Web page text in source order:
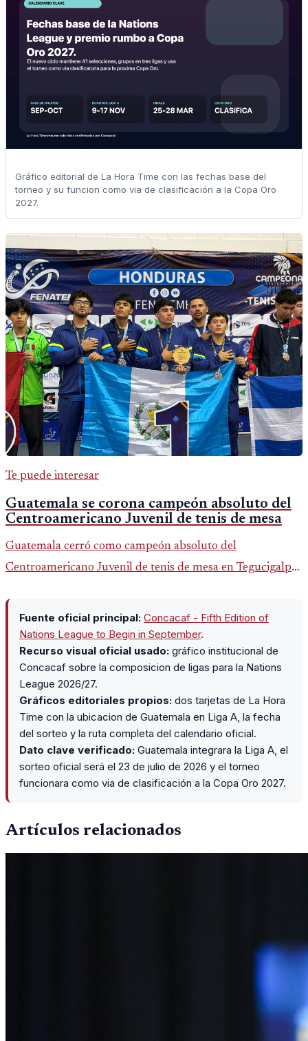
Gráfico editorial de La Hora Time con las fechas base del
torneo y su funcion como via de clasificación a la Copa Oro
2027.
Te puede interesar
Guatemala se corona campeón absoluto del
Centroamericano Juvenil de tenis de mesa
Guatemala cerró como campeón absoluto del
Centroamericano Juvenil de tenis de mesa en Tegucigalpa
difundida por CDAG.
Fuente oficial principal: Concacaf - Fifth Edition of
Nations League to Begin in September.
Recurso visual oficial usado: gráfico institucional de
Concacaf sobre la composicion de ligas para la Nations
League 2026/27.
Gráficos editoriales propios: dos tarjetas de La Hora
Time con la ubicacion de Guatemala en Liga A, la fecha
del sorteo y la ruta completa del calendario oficial.
Dato clave verificado: Guatemala integrara la Liga A, el
sorteo oficial será el 23 de julio de 2026 y el torneo
funcionara como via de clasificación a la Copa Oro 2027.
Artículos relacionados